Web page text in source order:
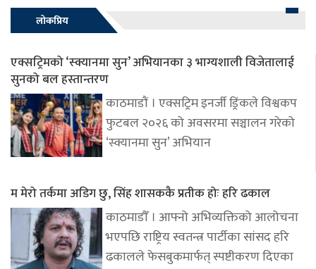
लोकप्रिय
एक्सट्रिमको ‘स्क्यानमा सुन’ अभियानका ३ भाग्यशाली विजेतालाई
सुनको बल हस्तान्तरण
काठमाडौं । एक्सट्रिम इनर्जी ड्रिंकले विश्वकप
फुटबल २०२६ को अवसरमा सञ्चालन गरेको
‘स्क्यानमा सुन’ अभियान
म मेरो तर्कमा अडिग छु, सिंह शासककै प्रतीक होः हरि ढकाल
काठमाडौँ । आफ्नो अभिव्यक्तिको आलोचना
भएपछि राष्ट्रिय स्वतन्त्र पार्टीका सांसद हरि
ढकालले फेसबुकमार्फत् स्पष्टीकरण दिएका